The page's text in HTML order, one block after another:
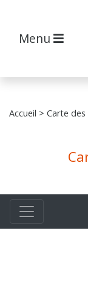
Menu
Accueil > Carte